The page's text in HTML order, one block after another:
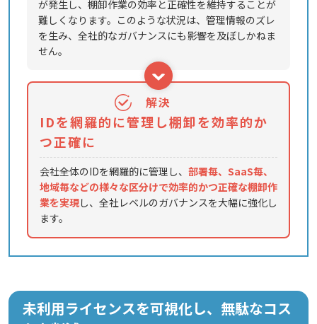
が発生し、棚卸作業の効率と正確性を維持することが
難しくなります。このような状況は、管理情報のズレ
を生み、全社的なガバナンスにも影響を及ぼしかねま
せん。
解決
IDを網羅的に管理し棚卸を効率的か
つ正確に
会社全体のIDを網羅的に管理し、 部署毎、SaaS毎、
地域毎などの様々な区分けで効率的かつ正確な棚卸作
業を実現し、全社レベルのガバナンスを大幅に強化し
ます。
未利用ライセンスを可視化し、無駄なコス